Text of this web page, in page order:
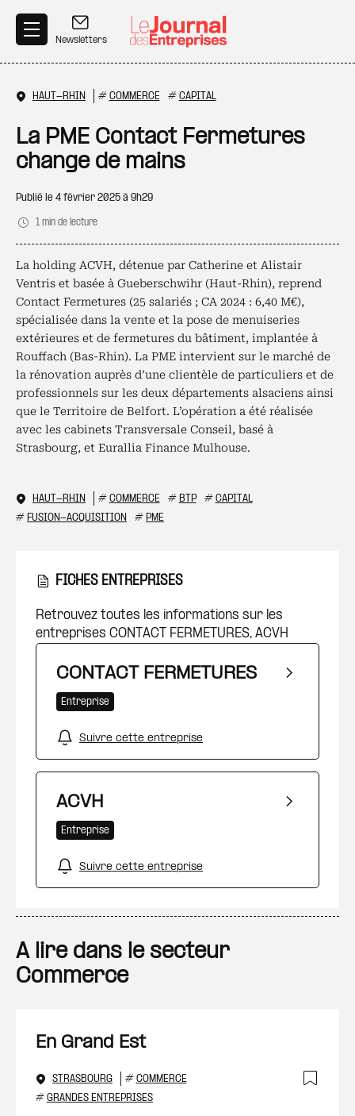
Newsletters
HAUT-RHIN # COMMERCE # CAPITAL
La PME Contact Fermetures
change de mains
Publié le 4 février 2025 à 9h29
1 min de lecture
La holding ACVH, détenue par Catherine et Alistair
Ventris et basée à Gueberschwihr (Haut-Rhin), reprend
Contact Fermetures (25 salariés ; CA 2024 : 6,40 M€),
spécialisée dans la vente et la pose de menuiseries
extérieures et de fermetures du bâtiment, implantée à
Rouffach (Bas-Rhin). La PME intervient sur le marché de
la rénovation auprès d’une clientèle de particuliers et de
professionnels sur les deux départements alsaciens ainsi
que le Territoire de Belfort. L’opération a été réalisée
avec les cabinets Transversale Conseil, basé à
Strasbourg, et Eurallia Finance Mulhouse.
HAUT-RHIN # COMMERCE # BTP # CAPITAL
# FUSION-ACQUISITION # PME
FICHES ENTREPRISES
Retrouvez toutes les informations sur les
entreprises CONTACT FERMETURES, ACVH
CONTACT FERMETURES
Entreprise
Suivre cette entreprise
ACVH
Entreprise
Suivre cette entreprise
A lire dans le secteur
Commerce
En Grand Est
STRASBOURG # COMMERCE
# GRANDES ENTREPRISES